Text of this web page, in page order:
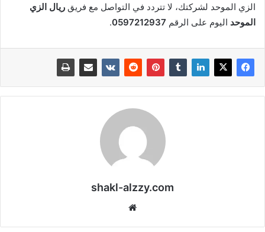
الزي الموحد لشركتك، لا تتردد في التواصل مع فريق ريال الزي
الموحد اليوم على الرقم 0597212937
.
shakl-alzzy.com